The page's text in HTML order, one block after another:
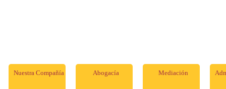
Nuestra Compañía Abogacía Mediación